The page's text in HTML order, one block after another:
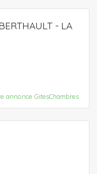
- LA
annonce GitesChambres